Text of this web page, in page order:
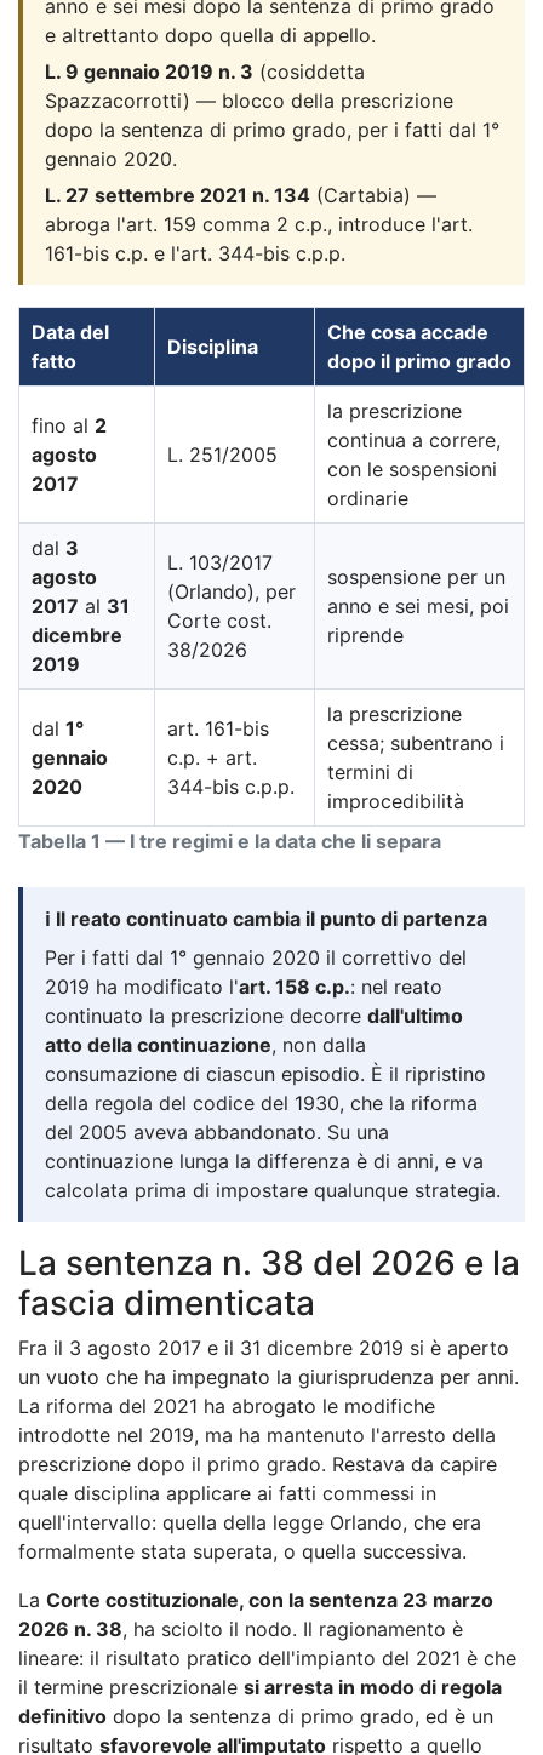
anno e sei mesi dopo la sentenza di primo grado
e altrettanto dopo quella di appello.
L. 9 gennaio 2019 n. 3 (cosiddetta
Spazzacorrotti) — blocco della prescrizione
dopo la sentenza di primo grado, per i fatti dal 1°
gennaio 2020.
L. 27 settembre 2021 n. 134 (Cartabia) —
abroga l'art. 159 comma 2 c.p., introduce l'art.
161-bis c.p. e l'art. 344-bis c.p.p.
Tabella 1 — I tre regimi e la data che li separa
Data del
fatto
Disciplina
Che cosa accade
dopo il primo grado
fino al 2
agosto
2017
L. 251/2005
la prescrizione
continua a correre,
con le sospensioni
ordinarie
dal 3
agosto
2017 al 31
dicembre
2019
L. 103/2017
(Orlando), per
Corte cost.
38/2026
sospensione per un
anno e sei mesi, poi
riprende
dal 1°
gennaio
2020
art. 161-bis
c.p. + art.
344-bis c.p.p.
la prescrizione
cessa; subentrano i
termini di
improcedibilità
ℹ️ Il reato continuato cambia il punto di partenza
Per i fatti dal 1° gennaio 2020 il correttivo del
2019 ha modificato l'art. 158 c.p.: nel reato
continuato la prescrizione decorre dall'ultimo
atto della continuazione, non dalla
consumazione di ciascun episodio. È il ripristino
della regola del codice del 1930, che la riforma
del 2005 aveva abbandonato. Su una
continuazione lunga la differenza è di anni, e va
calcolata prima di impostare qualunque strategia.
La sentenza n. 38 del 2026 e la
fascia dimenticata
Fra il 3 agosto 2017 e il 31 dicembre 2019 si è aperto
un vuoto che ha impegnato la giurisprudenza per anni.
La riforma del 2021 ha abrogato le modifiche
introdotte nel 2019, ma ha mantenuto l'arresto della
prescrizione dopo il primo grado. Restava da capire
quale disciplina applicare ai fatti commessi in
quell'intervallo: quella della legge Orlando, che era
formalmente stata superata, o quella successiva.
La Corte costituzionale, con la sentenza 23 marzo
2026 n. 38, ha sciolto il nodo. Il ragionamento è
lineare: il risultato pratico dell'impianto del 2021 è che
il termine prescrizionale si arresta in modo di regola
definitivo dopo la sentenza di primo grado, ed è un
risultato sfavorevole all'imputato rispetto a quello